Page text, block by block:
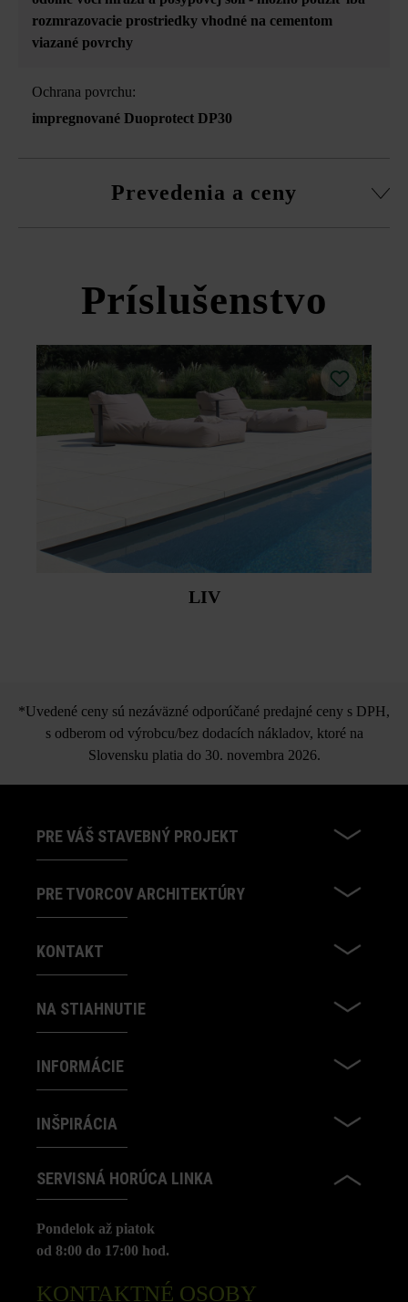
rozmrazovacie prostriedky vhodné na cementom
viazané povrchy
Ochrana povrchu:
impregnované Duoprotect DP30
Prevedenia a ceny
Príslušenstvo
LIV
*Uvedené ceny sú nezáväzné odporúčané predajné ceny s DPH,
s odberom od výrobcu/bez dodacích nákladov, ktoré na
Slovensku platia do 30. novembra 2026.
PRE VÁŠ STAVEBNÝ PROJEKT
PRE TVORCOV ARCHITEKTÚRY
KONTAKT
NA STIAHNUTIE
INFORMÁCIE
INŠPIRÁCIA
SERVISNÁ HORÚCA LINKA
Pondelok až piatok
od 8:00 do 17:00 hod.
KONTAKTNÉ OSOBY